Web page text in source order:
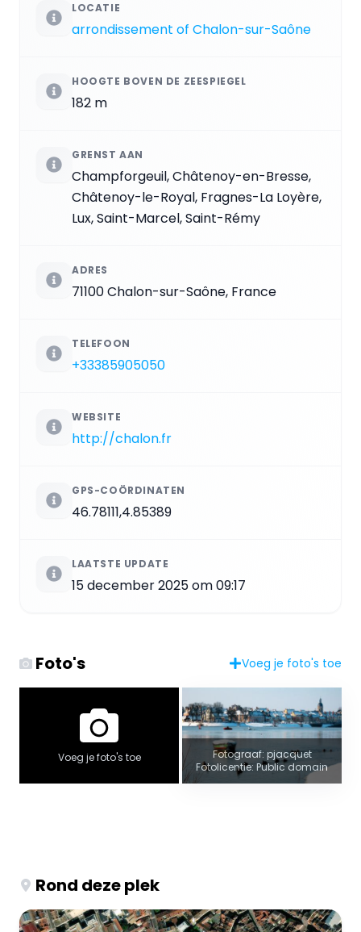
LOCATIE
arrondissement of Chalon-sur-Saône
HOOGTE BOVEN DE ZEESPIEGEL
182 m
GRENST AAN
Champforgeuil, Châtenoy-en-Bresse,
Châtenoy-le-Royal, Fragnes-La Loyère,
Lux, Saint-Marcel, Saint-Rémy
ADRES
71100 Chalon-sur-Saône, France
TELEFOON
+33385905050
WEBSITE
http://chalon.fr
GPS-COÖRDINATEN
46.78111,4.85389
LAATSTE UPDATE
15 december 2025 om 09:17
Foto's Voeg je foto's toe
Voeg je foto's toe
Fotograaf: pjacquet
Fotolicentie: Public domain
Rond deze plek